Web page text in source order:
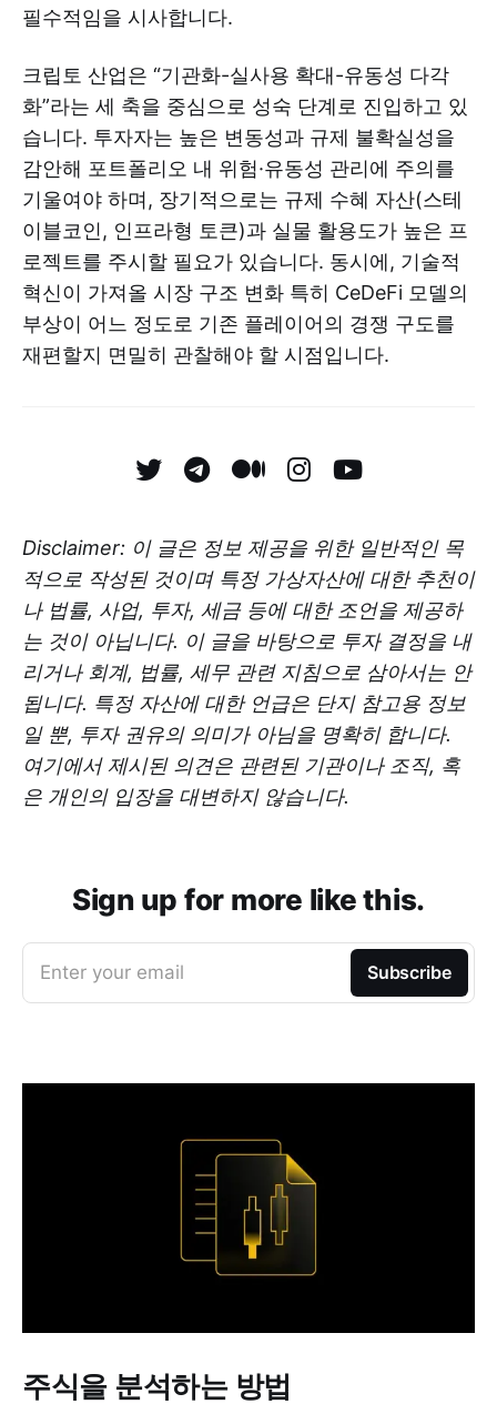
필수적임을 시사합니다.
크립토 산업은 “기관화-실사용 확대-유동성 다각
화”라는 세 축을 중심으로 성숙 단계로 진입하고 있
습니다. 투자자는 높은 변동성과 규제 불확실성을
감안해 포트폴리오 내 위험·유동성 관리에 주의를
기울여야 하며, 장기적으로는 규제 수혜 자산(스테
이블코인, 인프라형 토큰)과 실물 활용도가 높은 프
로젝트를 주시할 필요가 있습니다. 동시에, 기술적
혁신이 가져올 시장 구조 변화 특히 CeDeFi 모델의
부상이 어느 정도로 기존 플레이어의 경쟁 구도를
재편할지 면밀히 관찰해야 할 시점입니다.
Disclaimer: 이 글은 정보 제공을 위한 일반적인 목
적으로 작성된 것이며 특정 가상자산에 대한 추천이
나 법률, 사업, 투자, 세금 등에 대한 조언을 제공하
는 것이 아닙니다. 이 글을 바탕으로 투자 결정을 내
리거나 회계, 법률, 세무 관련 지침으로 삼아서는 안
됩니다. 특정 자산에 대한 언급은 단지 참고용 정보
일 뿐, 투자 권유의 의미가 아님을 명확히 합니다.
여기에서 제시된 의견은 관련된 기관이나 조직, 혹
은 개인의 입장을 대변하지 않습니다.
Sign up for more like this.
Enter your email Subscribe
주식을 분석하는 방법